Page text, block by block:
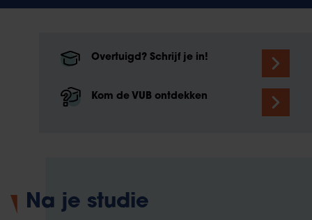
Overtuigd? Schrijf je in!
Kom de VUB ontdekken
Na je studie